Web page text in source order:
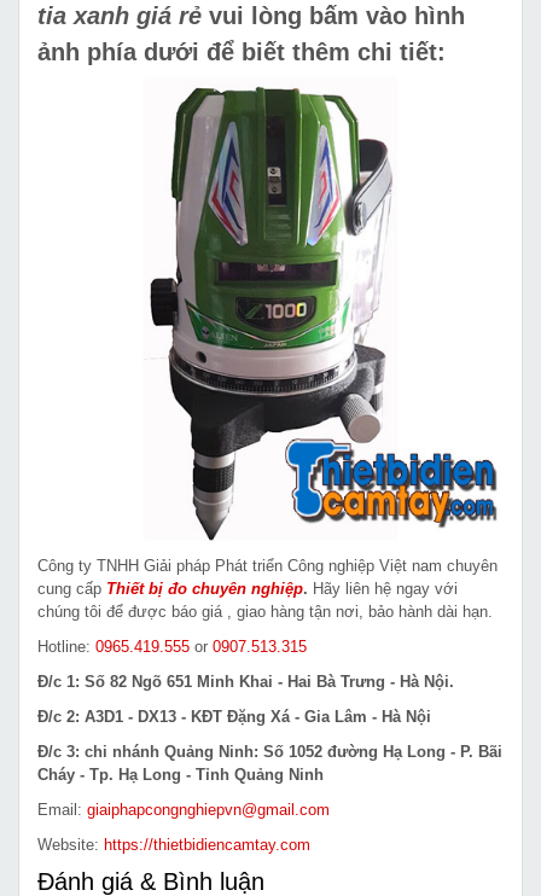
tia xanh giá rẻ vui lòng bấm vào hình
ảnh phía dưới để biết thêm chi tiết:
Công ty TNHH Giải pháp Phát triển Công nghiệp Việt nam chuyên
cung cấp Thiết bị đo chuyên nghiệp. Hãy liên hệ ngay với
chúng tôi để được báo giá , giao hàng tận nơi, bảo hành dài hạn.
Hotline: 0965.419.555 or 0907.513.315
Đ/c 1: Số 82 Ngõ 651 Minh Khai - Hai Bà Trưng - Hà Nội.
Đ/c 2: A3D1 - DX13 - KĐT Đặng Xá - Gia Lâm - Hà Nội
Đ/c 3: chi nhánh Quảng Ninh: Số 1052 đường Hạ Long - P. Bãi
Cháy - Tp. Hạ Long - Tỉnh Quảng Ninh
Email: giaiphapcongnghiepvn@gmail.com
Website: https://thietbidiencamtay.com
Đánh giá & Bình luận